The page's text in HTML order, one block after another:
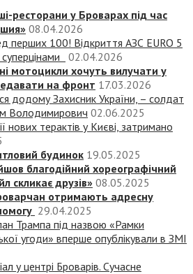
ресторани у Броварах під час
08.04.2026
перших 100! Відкриття АЗС EURO 5
02.04.2026
мотоцикли хочуть вилучати у
на фронт 17.03.2026
додому Захисник України, – солдат
Володимирович 02.06.2025
нових терактів у Києві, затримано
будинок 19.05.2025
благодійний хореографічний
скликає друзів» 08.05.2025
отримають адресну
29.04.2025
Трампа під назвою «‎Рамки
угоди» вперше опублікували в ЗМІ
у центрі Броварів. Сучасне